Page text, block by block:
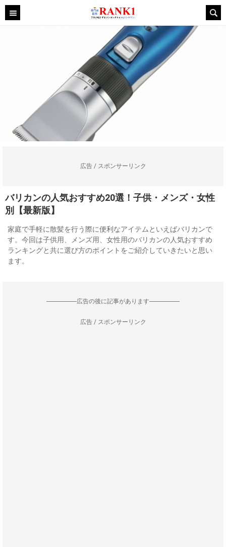
広告 / スポンサーリンク
バリカンの人気おすすめ20選！子供・メンズ・女性
別【最新版】
家庭で手軽に散髪を行う際に便利なアイテムといえばバリカンで
す。今回は子供用、メンズ用、女性用のバリカンの人気おすすめ
ランキングと共に選び方のポイントをご紹介していきたいと思い
ます。
--------------------広告の後に記事があります--------------------
広告 / スポンサーリンク